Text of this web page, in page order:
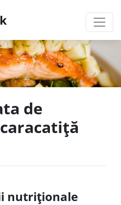
de
nutriționale